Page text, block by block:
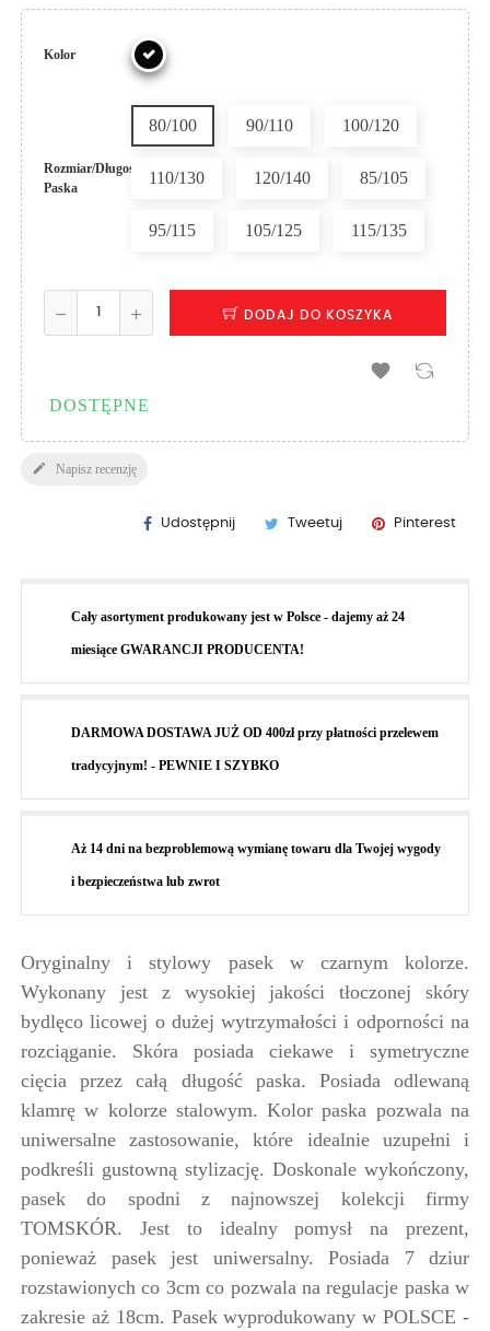
Kolor
Rozmiar/Długość
Paska
80/100 90/110 100/120
110/130 120/140 85/105
95/115 105/125 115/135
DODAJ DO KOSZYKA

DOSTĘPNE
 Napisz recenzję
Udostępnij Tweetuj Pinterest
Cały asortyment produkowany jest w Polsce - dajemy aż 24
miesiące GWARANCJI PRODUCENTA!
DARMOWA DOSTAWA JUŻ OD 400zł przy płatności przelewem
tradycyjnym! - PEWNIE I SZYBKO
Aż 14 dni na bezproblemową wymianę towaru dla Twojej wygody
i bezpieczeństwa lub zwrot
Oryginalny i stylowy pasek w czarnym kolorze.
Wykonany jest z wysokiej jakości tłoczonej skóry
bydlęco licowej o dużej wytrzymałości i odporności na
rozciąganie. Skóra posiada ciekawe i symetryczne
cięcia przez całą długość paska. Posiada odlewaną
klamrę w kolorze stalowym. Kolor paska pozwala na
uniwersalne zastosowanie, które idealnie uzupełni i
podkreśli gustowną stylizację. Doskonale wykończony,
pasek do spodni z najnowszej kolekcji firmy
TOMSKÓR. Jest to idealny pomysł na prezent,
ponieważ pasek jest uniwersalny. Posiada 7 dziur
rozstawionych co 3cm co pozwala na regulacje paska w
zakresie aż 18cm. Pasek wyprodukowany w POLSCE -